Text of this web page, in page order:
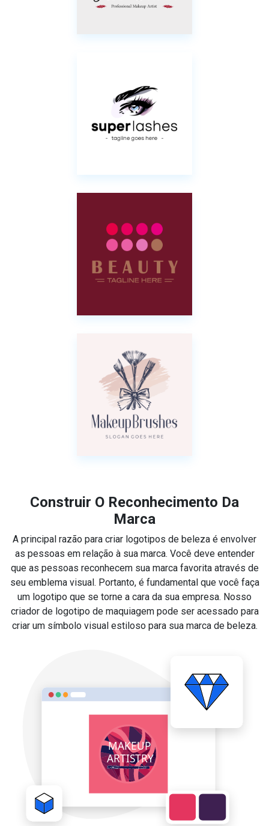
Construir O Reconhecimento Da
Marca
A principal razão para criar logotipos de beleza é envolver
as pessoas em relação à sua marca. Você deve entender
que as pessoas reconhecem sua marca favorita através de
seu emblema visual. Portanto, é fundamental que você faça
um logotipo que se torne a cara da sua empresa. Nosso
criador de logotipo de maquiagem pode ser acessado para
criar um símbolo visual estiloso para sua marca de beleza.